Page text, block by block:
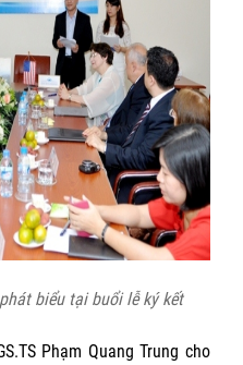
biểu tại buổi lễ ký kết
Phạm Quang Trung cho